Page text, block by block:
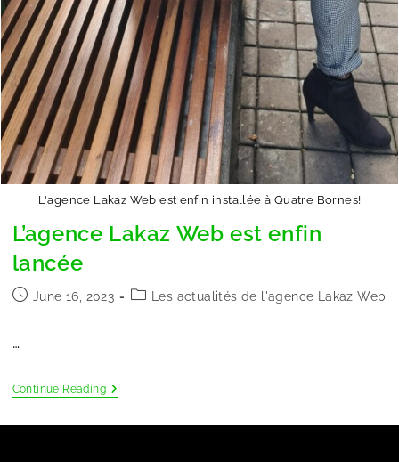
L'agence Lakaz Web est enfin installée à Quatre Bornes!
L’agence Lakaz Web est enfin
lancée
June 16, 2023 Les actualités de l'agence Lakaz Web
…
Continue Reading